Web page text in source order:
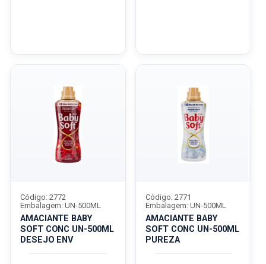
AMACIANTE BABY
SOFT CONC UN-500ML
DESEJO ENV
Código: 2772
Embalagem: UN-500ML
AMACIANTE BABY
SOFT CONC UN-500ML
PUREZA
Código: 2771
Embalagem: UN-500ML